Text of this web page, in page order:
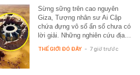
Sừng sững trên cao nguyên
Giza, Tượng nhân sư Ai Cập
chứa đựng vô số ẩn số chưa có
lời giải. Những nghiên cứu địa…
THẾ GIỚI ĐÓ ĐÂY - 7 giờ trước